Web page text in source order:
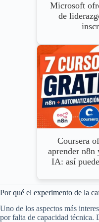
Microsoft
de
Coursera
aprender n8n
IA: así
Por qué el experimento de la
Uno de los aspectos más
por falta de capacidad técnica.